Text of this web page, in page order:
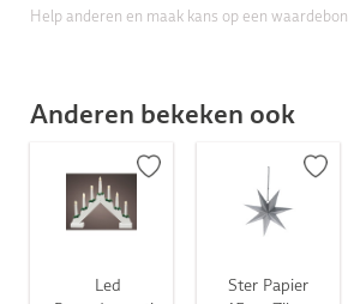
Help anderen en maak kans op een waardebon
Anderen bekeken ook
Led
Ster Papier